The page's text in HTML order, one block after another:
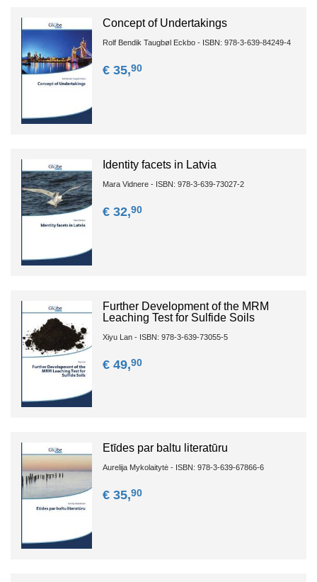
Concept of Undertakings
Rolf Bendik Taugbøl Eckbo - ISBN: 978-3-639-84249-4
€ 35,90
Identity facets in Latvia
Mara Vidnere - ISBN: 978-3-639-73027-2
€ 32,90
Further Development of the MRM
Leaching Test for Sulfide Soils
Xiyu Lan - ISBN: 978-3-639-73055-5
€ 49,90
Etīdes par baltu literatūru
Aurelija Mykolaitytė - ISBN: 978-3-639-67866-6
€ 35,90